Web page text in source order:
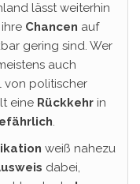
lässt weiterhin
Chancen auf
gering sind. Wer
auch
von politischer
eine Rückkehr in
.
weiß nahezu
dabei,